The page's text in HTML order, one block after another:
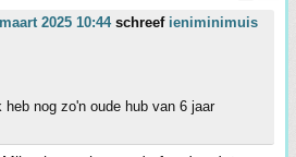
2025 10:44schreef ieniminimuis
nog zo'n oude hub van 6 jaar